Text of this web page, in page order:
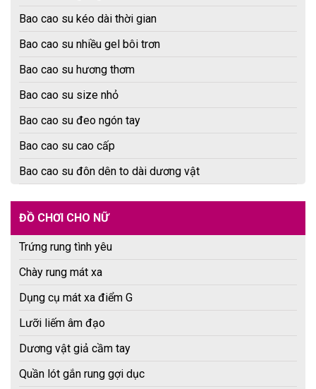
Bao cao su kéo dài thời gian
Bao cao su nhiều gel bôi trơn
Bao cao su hương thơm
Bao cao su size nhỏ
Bao cao su đeo ngón tay
Bao cao su cao cấp
Bao cao su đôn dên to dài dương vật
ĐỒ CHƠI CHO NỮ
Trứng rung tình yêu
Chày rung mát xa
Dụng cụ mát xa điểm G
Lưỡi liếm âm đạo
Dương vật giả cầm tay
Quần lót gắn rung gợi dục